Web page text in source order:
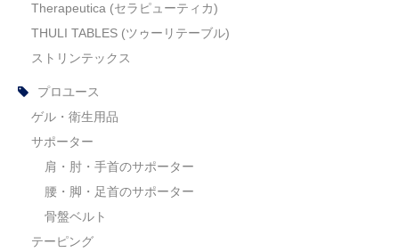
Therapeutica (セラピューティカ)
THULI TABLES (ツゥーリテーブル)
ストリンテックス
プロユース
ゲル・衛生用品
サポーター
肩・肘・手首のサポーター
腰・脚・足首のサポーター
骨盤ベルト
テーピング